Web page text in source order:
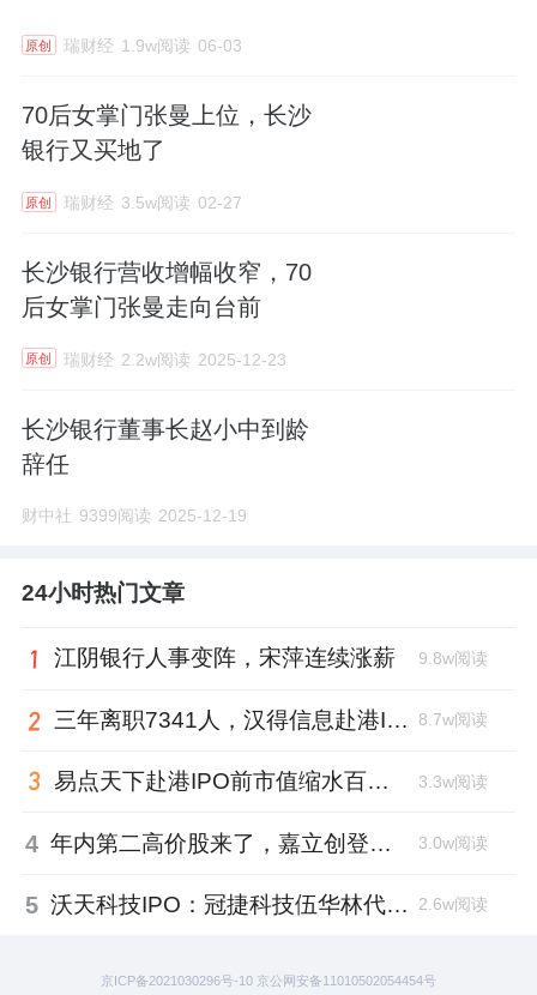
原创 瑞财经 1.9w阅读 06-03
70后女掌门张曼上位，长沙
银行又买地了
原创 瑞财经 3.5w阅读 02-27
长沙银行营收增幅收窄，70
后女掌门张曼走向台前
原创 瑞财经 2.2w阅读 2025-12-23
长沙银行董事长赵小中到龄
辞任
财中社 9399阅读 2025-12-19
24小时热门文章
江阴银行人事变阵，宋萍连续涨薪 9.8w阅读
三年离职7341人，汉得信息赴港IPO前欠缴社保1.55亿元 8.7w阅读
易点天下赴港IPO前市值缩水百亿，邹小武和创业伙伴收割了10亿 3.3w阅读
4 年内第二高价股来了，嘉立创登陆深交所开盘涨超177%、总市值1300亿元 3.0w阅读
5 沃天科技IPO：冠捷科技伍华林代持入局，四名“60”后国企老兵借钱回购股权 2.6w阅读
京ICP备2021030296号-10 京公网安备11010502054454号